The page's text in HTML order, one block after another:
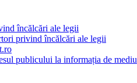
încălcări ale legii
privind încălcări ale legii
publicului la informația de mediu